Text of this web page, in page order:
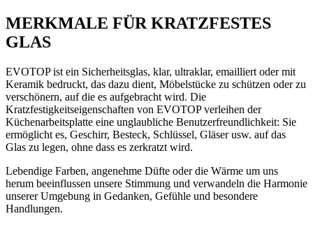
MERKMALE FÜR KRATZFESTES
GLAS
EVOTOP ist ein Sicherheitsglas, klar, ultraklar, emailliert oder mit
Keramik bedruckt, das dazu dient, Möbelstücke zu schützen oder zu
verschönern, auf die es aufgebracht wird. Die
Kratzfestigkeitseigenschaften von EVOTOP verleihen der
Küchenarbeitsplatte eine unglaubliche Benutzerfreundlichkeit: Sie
ermöglicht es, Geschirr, Besteck, Schlüssel, Gläser usw. auf das
Glas zu legen, ohne dass es zerkratzt wird.
Lebendige Farben, angenehme Düfte oder die Wärme um uns
herum beeinflussen unsere Stimmung und verwandeln die Harmonie
unserer Umgebung in Gedanken, Gefühle und besondere
Handlungen.